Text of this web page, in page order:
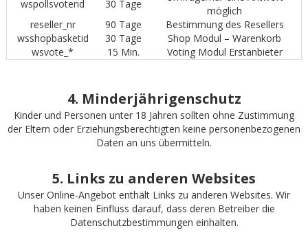
wspollsvoterid 30 Tage
möglich
reseller_nr
90 Tage
Bestimmung des Resellers
wsshopbasketid
30 Tage
Shop Modul – Warenkorb
wsvote_*
15 Min. Voting Modul Erstanbieter
4. Minderjährigenschutz
Kinder und Personen unter 18 Jahren sollten ohne Zustimmung
der Eltern oder Erziehungsberechtigten keine personenbezogenen
Daten an uns übermitteln.
5. Links zu anderen Websites
Unser Online-Angebot enthält Links zu anderen Websites. Wir
haben keinen Einfluss darauf, dass deren Betreiber die
Datenschutzbestimmungen einhalten.